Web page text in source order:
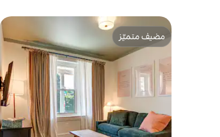
مضيف متميّز
مضيف متميّز